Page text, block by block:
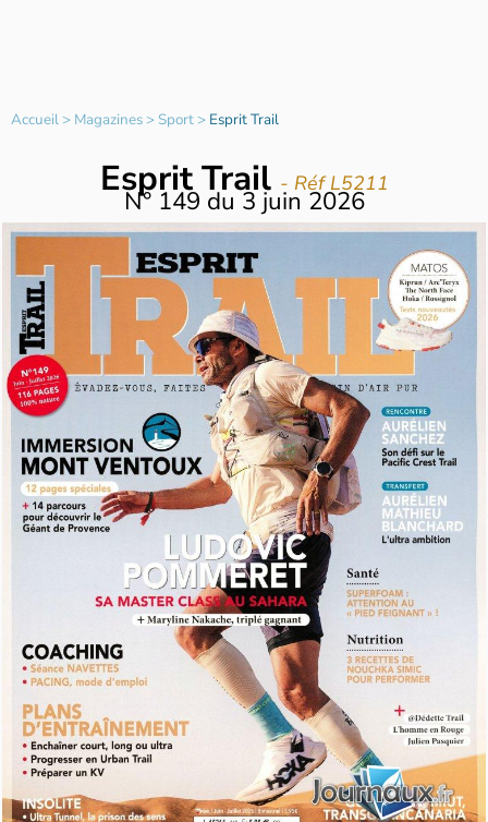
Accueil> Magazines> Sport> Esprit Trail
Esprit Trail - Réf L5211
N°149 du3 juin 2026